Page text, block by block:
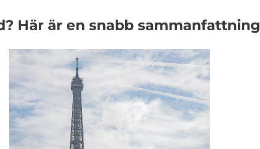
Här är en snabb sammanfattning